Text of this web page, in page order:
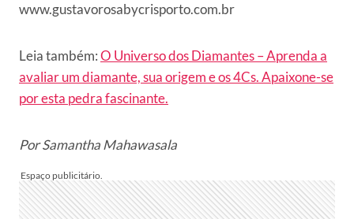
www.gustavorosabycrisporto.com.br
Leia também:O Universo dos Diamantes – Aprenda a
avaliar um diamante, sua origem e os 4Cs. Apaixone-se
por esta pedra fascinante.
Por Samantha Mahawasala